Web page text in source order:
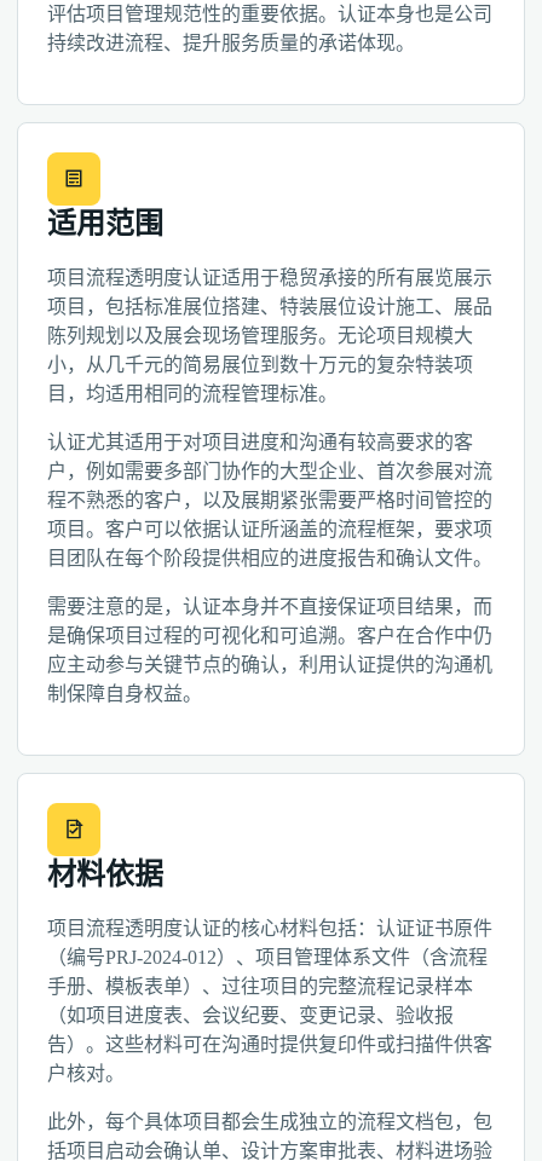
评估项目管理规范性的重要依据。认证本身也是公司
持续改进流程、提升服务质量的承诺体现。
适用范围
项目流程透明度认证适用于稳贸承接的所有展览展示
项目，包括标准展位搭建、特装展位设计施工、展品
陈列规划以及展会现场管理服务。无论项目规模大
小，从几千元的简易展位到数十万元的复杂特装项
目，均适用相同的流程管理标准。
认证尤其适用于对项目进度和沟通有较高要求的客
户，例如需要多部门协作的大型企业、首次参展对流
程不熟悉的客户，以及展期紧张需要严格时间管控的
项目。客户可以依据认证所涵盖的流程框架，要求项
目团队在每个阶段提供相应的进度报告和确认文件。
需要注意的是，认证本身并不直接保证项目结果，而
是确保项目过程的可视化和可追溯。客户在合作中仍
应主动参与关键节点的确认，利用认证提供的沟通机
制保障自身权益。
材料依据
项目流程透明度认证的核心材料包括：认证证书原件
（编号PRJ-2024-012）、项目管理体系文件（含流程
手册、模板表单）、过往项目的完整流程记录样本
（如项目进度表、会议纪要、变更记录、验收报
告）。这些材料可在沟通时提供复印件或扫描件供客
户核对。
此外，每个具体项目都会生成独立的流程文档包，包
括项目启动会确认单、设计方案审批表、材料进场验